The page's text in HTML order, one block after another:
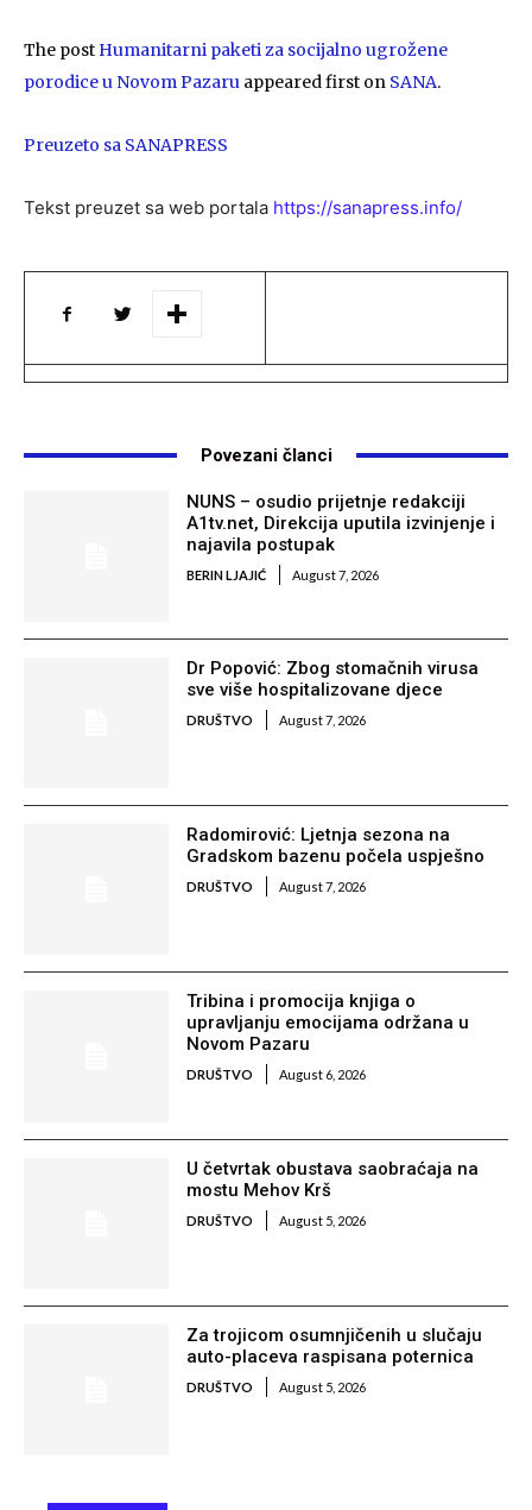
The post Humanitarni paketi za socijalno ugrožene
porodice u Novom Pazaru appeared first on SANA.
Preuzeto sa SANAPRESS
Tekst preuzet sa web portala https://sanapress.info/
Povezani članci
NUNS – osudio prijetnje redakciji
A1tv.net, Direkcija uputila izvinjenje i
najavila postupak
BERIN LJAJIĆ August 7, 2026
Dr Popović: Zbog stomačnih virusa
sve više hospitalizovane djece
DRUŠTVO August 7, 2026
Radomirović: Ljetnja sezona na
Gradskom bazenu počela uspješno
DRUŠTVO August 7, 2026
Tribina i promocija knjiga o
upravljanju emocijama održana u
Novom Pazaru
DRUŠTVO August 6, 2026
U četvrtak obustava saobraćaja na
mostu Mehov Krš
DRUŠTVO August 5, 2026
Za trojicom osumnjičenih u slučaju
auto-placeva raspisana poternica
DRUŠTVO August 5, 2026